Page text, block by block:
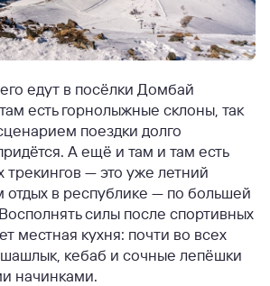
едут в посёлки Домбай
есть горнолыжные склоны, так
поездки долго
А ещё и там и там есть
трекингов — это уже летний
отдых в республике — по большей
силы после спортивных
местная кухня: почти во всех
кебаб и сочные лепёшки
начинками.